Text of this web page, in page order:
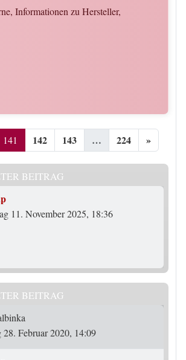
Informationen zu Hersteller,
141 142 143 … 224 »
BEITRAG
11. November 2025, 18:36
BEITRAG
28. Februar 2020, 14:09